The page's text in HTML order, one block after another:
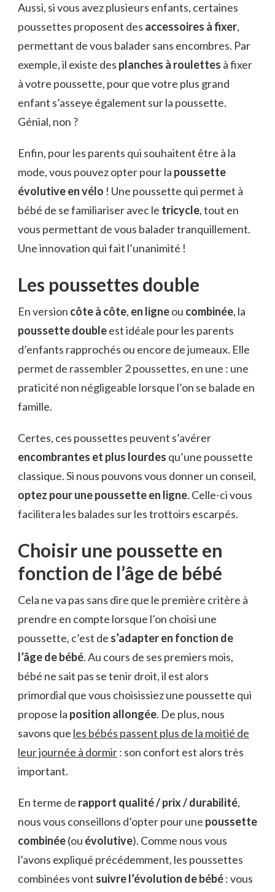
Aussi, si vous avez plusieurs enfants, certaines
poussettes proposent des accessoires à fixer,
permettant de vous balader sans encombres. Par
exemple, il existe des planches à roulettes à fixer
à votre poussette, pour que votre plus grand
enfant s’asseye également sur la poussette.
Génial, non ?
Enfin, pour les parents qui souhaitent être à la
mode, vous pouvez opter pour la poussette
évolutive en vélo ! Une poussette qui permet à
bébé de se familiariser avec le tricycle, tout en
vous permettant de vous balader tranquillement.
Une innovation qui fait l’unanimité !
Les poussettes double
En version côte à côte, en ligneou combinée, la
poussette doubleest idéale pour les parents
d’enfants rapprochés ou encore de jumeaux. Elle
permet de rassembler 2 poussettes, en une : une
praticité non négligeable lorsque l’on se balade en
famille.
Certes, ces poussettes peuvent s’avérer
encombrantes et plus lourdes qu’une poussette
classique. Si nous pouvons vous donner un conseil,
optez pour une poussette en ligne. Celle-ci vous
facilitera les balades sur les trottoirs escarpés.
Choisir une poussette en
fonction de l’âge de bébé
Cela ne va pas sans dire que le première critère à
prendre en compte lorsque l’on choisi une
poussette, c’est de s’adapter en fonction de
l’âge de bébé. Au cours de ses premiers mois,
bébé ne sait pas se tenir droit, il est alors
primordial que vous choisissiez une poussette qui
propose la position allongée. De plus, nous
savons que les bébés passent plus de la moitié de
leur journée à dormir: son confort est alors très
important.
En terme de rapport qualité / prix / durabilité,
nous vous conseillons d’opter pour une poussette
combinée(ou évolutive). Comme nous vous
l’avons expliqué précédemment, les poussettes
combinées vont suivre l’évolution de bébé: vous